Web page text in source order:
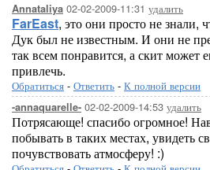
Annataliya 02-02-2009-11:31 удалить
FarEast, это они просто не знали,
Дук был не известным. И они не
так всем понравится, а скит может
привлечь.
Обратиться - Ответить - К полной версии
-annaquarelle- 02-02-2009-14:53 удалить
Потрясающе! спасибо огромное!
побывать в таких местах, увидеть
почувствовать атмосферу! :)